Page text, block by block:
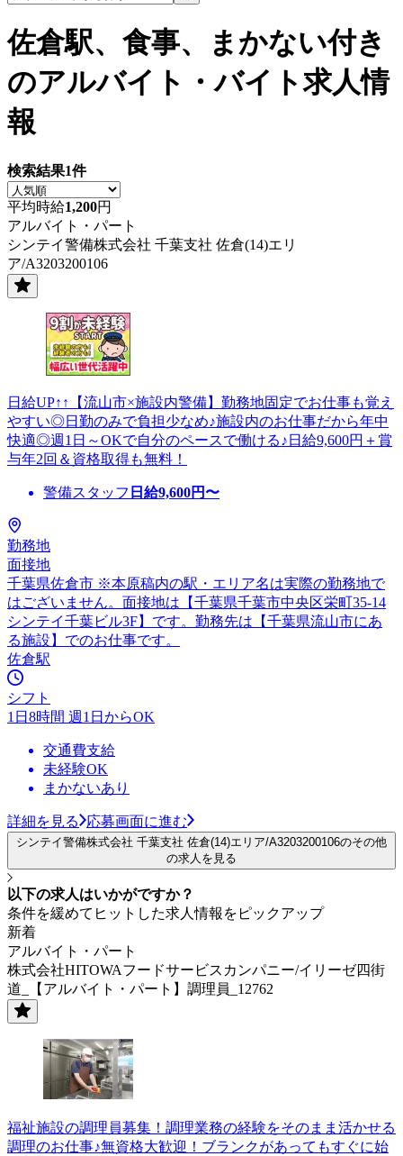
佐倉駅、食事、まかない付き
のアルバイト・バイト求人情
報
検索結果1件
平均時給1,200円
アルバイト・パート
シンテイ警備株式会社 千葉支社 佐倉(14)エリ
ア/A3203200106
日給UP↑↑【流山市×施設内警備】勤務地固定でお仕事も覚え
やすい◎日勤のみで負担少なめ♪施設内のお仕事だから年中
快適◎週1日～OKで自分のペースで働ける♪日給9,600円＋賞
与年2回＆資格取得も無料！
警備スタッフ 日給9,600円〜
勤務地
面接地
千葉県佐倉市 ※本原稿内の駅・エリア名は実際の勤務地で
はございません。面接地は【千葉県千葉市中央区栄町35-14
シンテイ千葉ビル3F】です。勤務先は【千葉県流山市にあ
る施設】でのお仕事です。
佐倉駅
シフト
1日8時間 週1日からOK
交通費支給
未経験OK
まかないあり
詳細を見る 応募画面に進む
シンテイ警備株式会社 千葉支社 佐倉(14)エリア/A3203200106のその他
の求人を見る
以下の求人はいかがですか？
条件を緩めてヒットした求人情報をピックアップ
新着
アルバイト・パート
株式会社HITOWAフードサービスカンパニー/イリーゼ四街
道_【アルバイト・パート】調理員_12762
福祉施設の調理員募集！調理業務の経験をそのまま活かせる
調理のお仕事♪無資格大歓迎！ブランクがあってもすぐに始